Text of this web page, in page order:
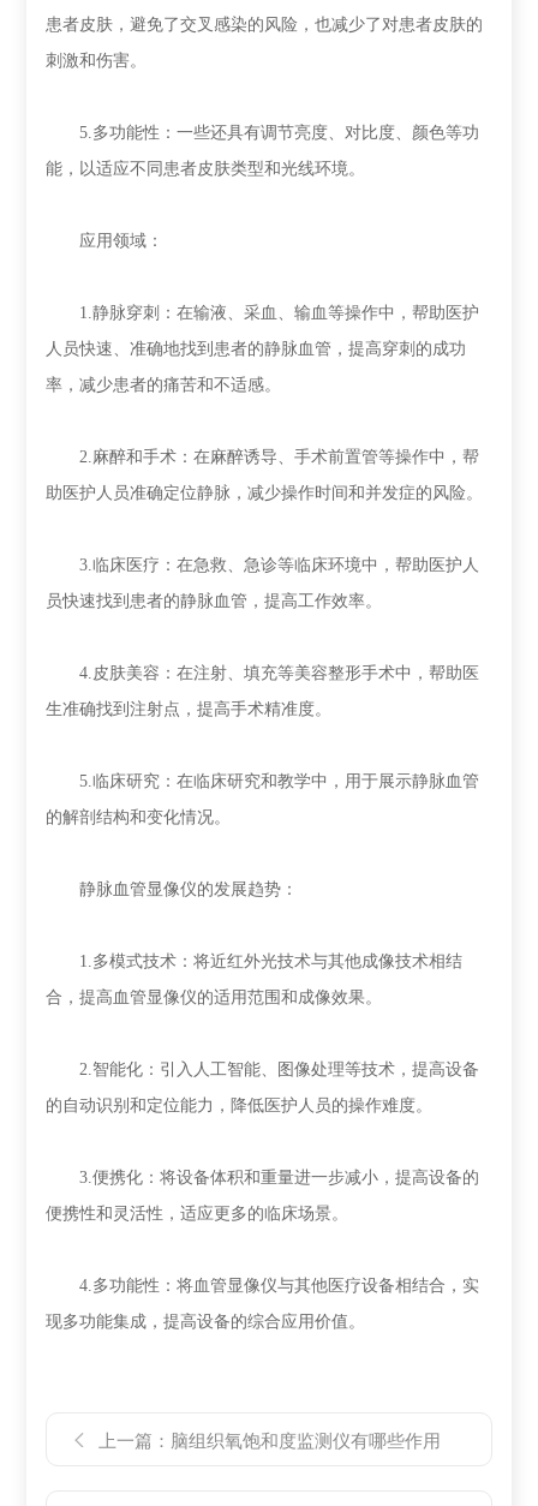
患者皮肤，避免了交叉感染的风险，也减少了对患者皮肤的
刺激和伤害。
5.多功能性：一些还具有调节亮度、对比度、颜色等功
能，以适应不同患者皮肤类型和光线环境。
应用领域：
1.静脉穿刺：在输液、采血、输血等操作中，帮助医护
人员快速、准确地找到患者的静脉血管，提高穿刺的成功
率，减少患者的痛苦和不适感。
2.麻醉和手术：在麻醉诱导、手术前置管等操作中，帮
助医护人员准确定位静脉，减少操作时间和并发症的风险。
3.临床医疗：在急救、急诊等临床环境中，帮助医护人
员快速找到患者的静脉血管，提高工作效率。
4.皮肤美容：在注射、填充等美容整形手术中，帮助医
生准确找到注射点，提高手术精准度。
5.临床研究：在临床研究和教学中，用于展示静脉血管
的解剖结构和变化情况。
静脉血管显像仪的发展趋势：
1.多模式技术：将近红外光技术与其他成像技术相结
合，提高血管显像仪的适用范围和成像效果。
2.智能化：引入人工智能、图像处理等技术，提高设备
的自动识别和定位能力，降低医护人员的操作难度。
3.便携化：将设备体积和重量进一步减小，提高设备的
便携性和灵活性，适应更多的临床场景。
4.多功能性：将血管显像仪与其他医疗设备相结合，实
现多功能集成，提高设备的综合应用价值。
上一篇： 脑组织氧饱和度监测仪有哪些作用